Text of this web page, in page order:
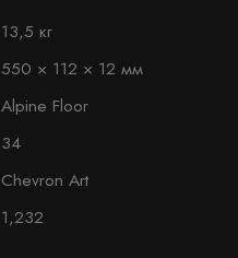
13,5 кг
550 × 112 × 12 мм
Alpine Floor
34
Chevron Art
1,232